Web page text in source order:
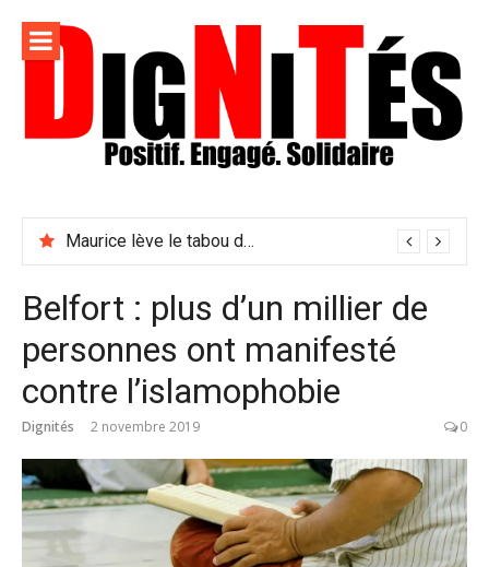
contenu
L'info
sociale,
solidaire
et
engagée
relayer ce qui fait avancer le monde
Maurice lève le tabou du viol conjugal
Belfort : plus d’un millier de
personnes ont manifesté
contre l’islamophobie
Dignités 2 novembre 2019 0